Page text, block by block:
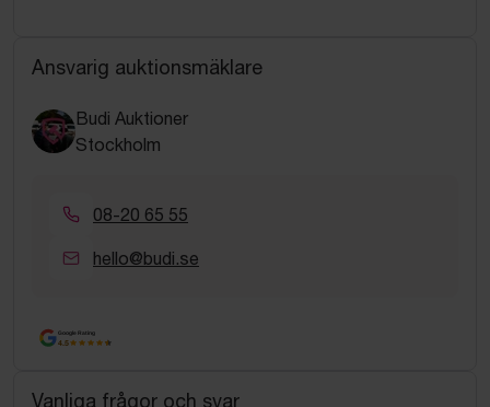
Ansvarig auktionsmäklare
Budi Auktioner
Stockholm
08-20 65 55
hello@budi.se
Google Rating
4.5
Vanliga frågor och svar